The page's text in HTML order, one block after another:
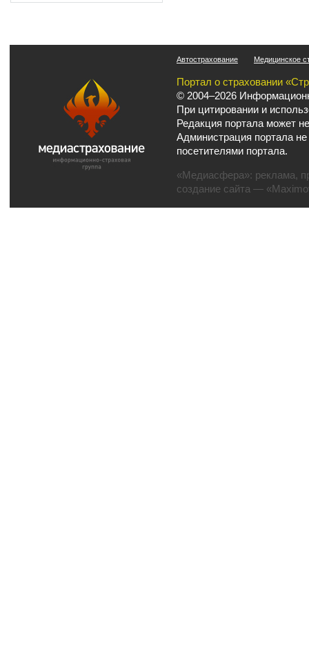
Автострахование Медицинское
Портал о страховании
© 2004–2026
При цитировании и
Редакция портала может
Администрация портала
посетителями портала.
«Медиасфера»: реклама,
создание сайта —